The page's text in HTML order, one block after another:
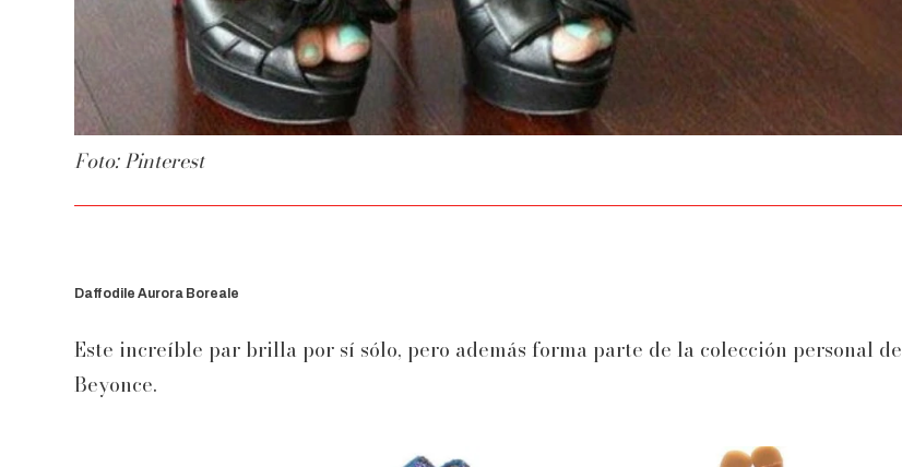
Foto: Pinterest
Daffodile Aurora Boreale
Este increíble par brilla por sí sólo, pero además forma parte de la colección personal de
Beyonce.